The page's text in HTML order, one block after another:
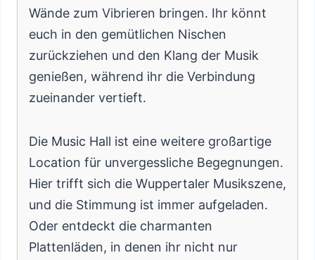
Wände zum Vibrieren bringen. Ihr könnt
euch in den gemütlichen Nischen
zurückziehen und den Klang der Musik
genießen, während ihr die Verbindung
zueinander vertieft.
Die Music Hall ist eine weitere großartige
Location für unvergessliche Begegnungen.
Hier trifft sich die Wuppertaler Musikszene,
und die Stimmung ist immer aufgeladen.
Oder entdeckt die charmanten
Plattenläden, in denen ihr nicht nur